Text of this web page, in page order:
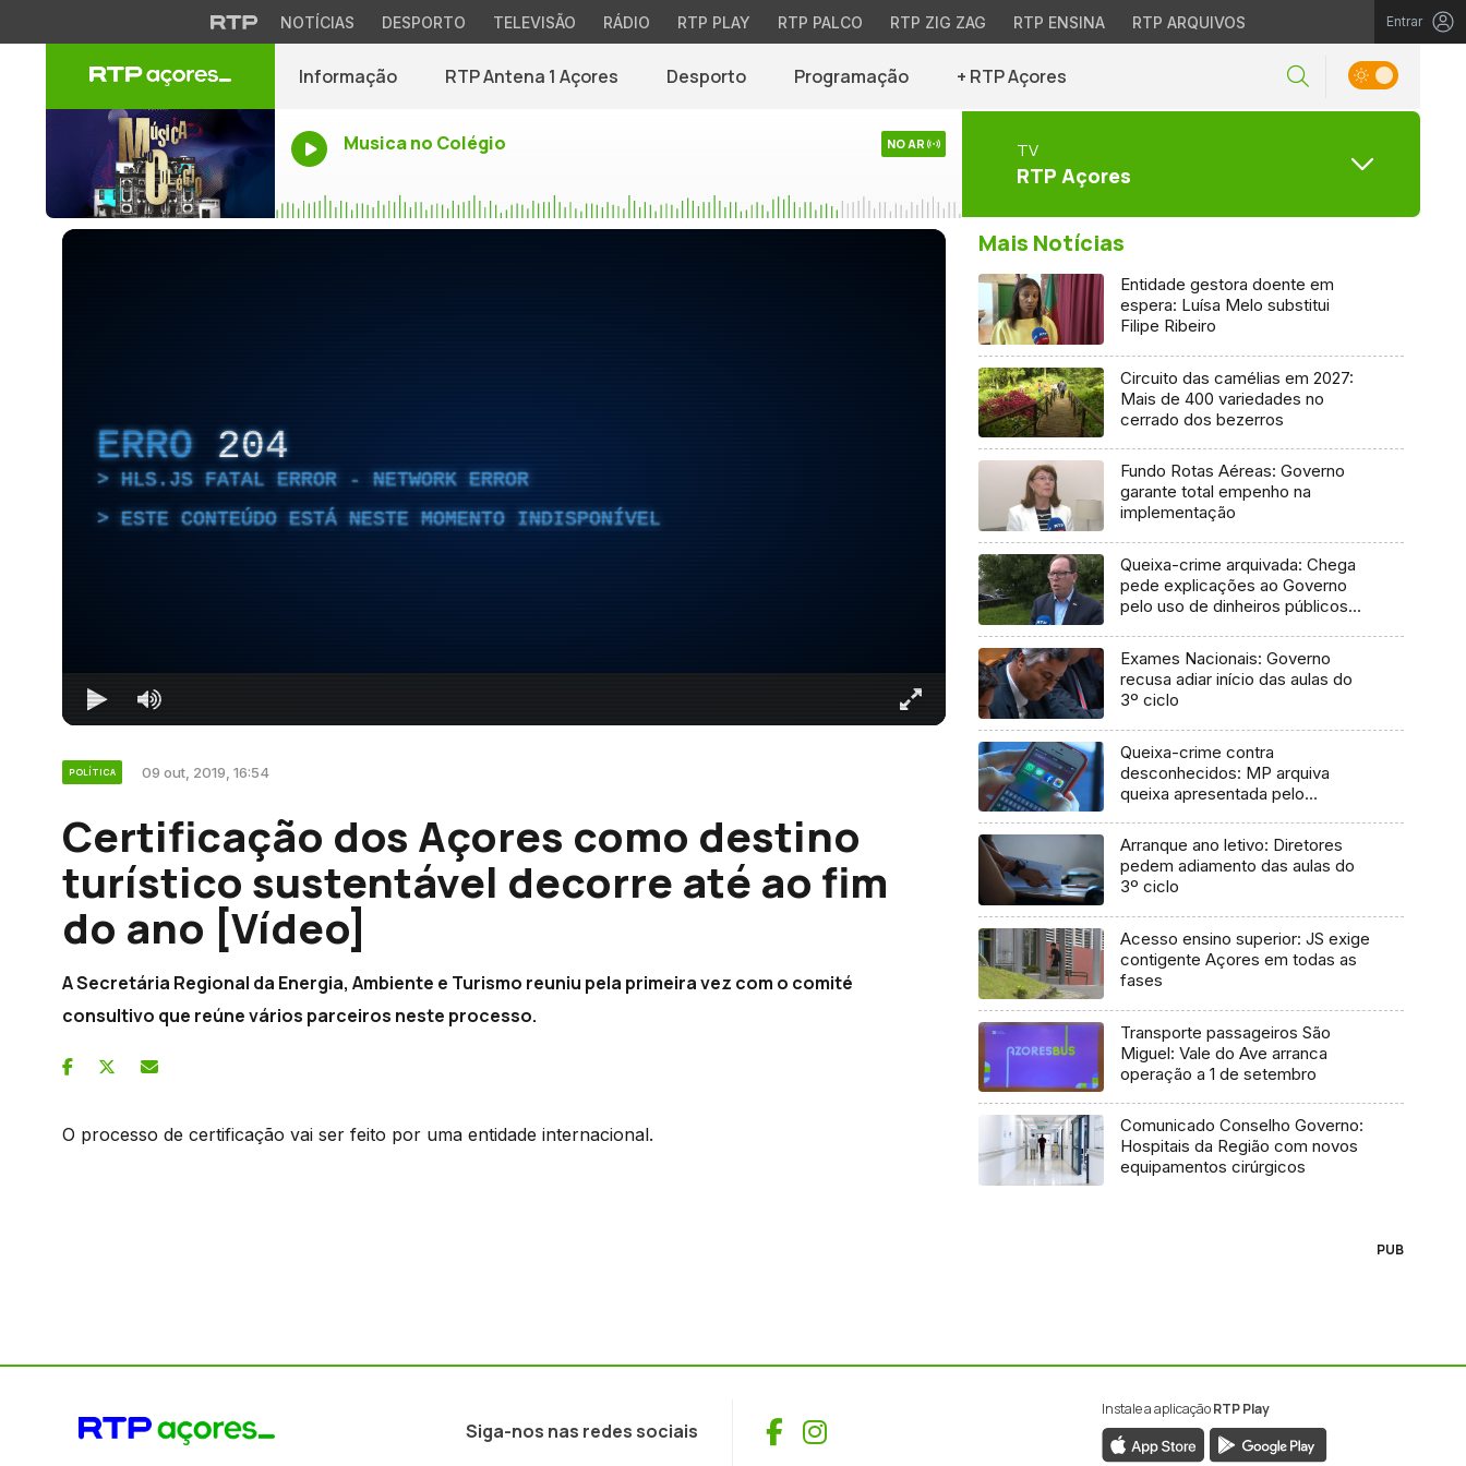
NOTÍCIAS DESPORTO TELEVISÃO RÁDIO RTP PLAY RTP PALCO RTP ZIG ZAG RTP ENSINA RTP ARQUIVOS Entrar
Informação RTP Antena 1 Açores Desporto Programação + RTP Açores
Musica no Colégio NO AR TV
RTP Açores
ERRO 204
HLS.JS FATAL ERROR - NETWORK ERROR
ESTE CONTEÚDO ESTÁ NESTE MOMENTO INDISPONÍVEL
POLÍTICA 09 out, 2019, 16:54
Certificação dos Açores como destino
turístico sustentável decorre até ao fim
do ano [Vídeo]
A Secretária Regional da Energia, Ambiente e Turismo reuniu pela primeira vez com o comité
consultivo que reúne vários parceiros neste processo.
O processo de certificação vai ser feito por uma entidade internacional.
Mais Notícias
Entidade gestora doente em
espera: Luísa Melo substitui
Filipe Ribeiro
Circuito das camélias em 2027:
Mais de 400 variedades no
cerrado dos bezerros
Fundo Rotas Aéreas: Governo
garante total empenho na
implementação
Queixa-crime arquivada: Chega
pede explicações ao Governo
pelo uso de dinheiros públicos
Exames Nacionais: Governo
recusa adiar início das aulas do
3º ciclo
Queixa-crime contra
desconhecidos: MP arquiva
queixa apresentada pelo
Arranque ano letivo: Diretores
pedem adiamento das aulas do
3º ciclo
Acesso ensino superior: JS exige
contigente Açores em todas as
fases
Transporte passageiros São
Miguel: Vale do Ave arranca
operação a 1 de setembro
Comunicado Conselho Governo:
Hospitais da Região com novos
equipamentos cirúrgicos
PUB
Siga-nos nas redes sociais Facebook
Instagram
Instale a aplicaçãoRTP Play